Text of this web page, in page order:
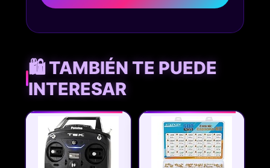
🛍️ TAMBIÉN TE PUEDE
INTERESAR